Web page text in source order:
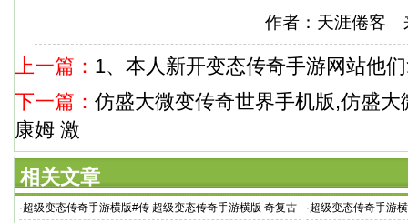
作者：天涯倦客
上一篇： 1、本人新开变态传奇手游网站他
下一篇： 仿盛大微变传奇世界手机版,仿盛
康姆 激
相关文章
·超级变态传奇手游横版#传 超级变态传奇手游横版 奇复古
·超级变态传奇手游